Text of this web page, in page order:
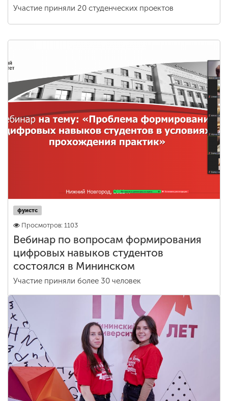
Участие приняли 20 студенческих проектов
фуистс
Просмотров: 1103
Вебинар по вопросам формирования
цифровых навыков студентов
состоялся в Мининском
Участие приняли более 30 человек